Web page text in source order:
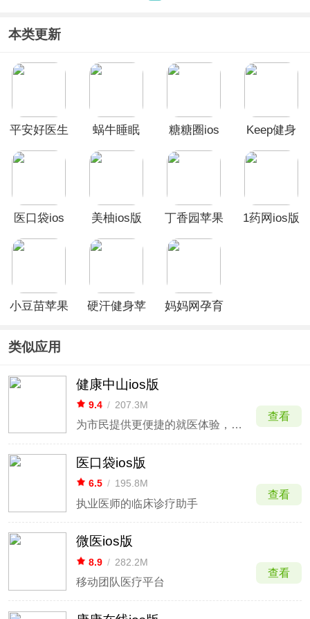
本类更新
平安好医生
蜗牛睡眠
糖糖圈ios
Keep健身
医口袋ios
美柚ios版
丁香园苹果
1药网ios版
小豆苗苹果
硬汗健身苹
妈妈网孕育
类似应用
健康中山ios版
9.4 / 207.3M
为市民提供更便捷的就医体验，全心全意为民服务
查看
医口袋ios版
6.5 / 195.8M
执业医师的临床诊疗助手
查看
微医ios版
8.9 / 282.2M
移动团队医疗平台
查看